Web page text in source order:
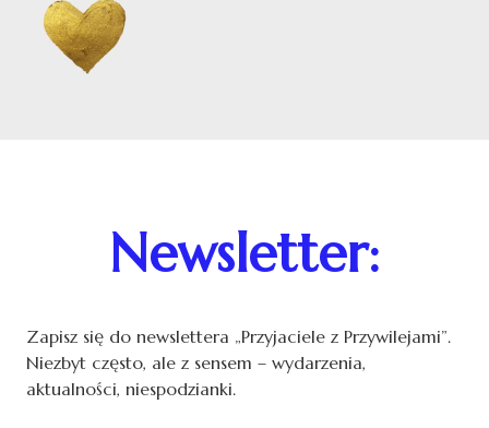
Newsletter:
Zapisz się do newslettera „Przyjaciele z Przywilejami”.
Niezbyt często, ale z sensem – wydarzenia,
aktualności, niespodzianki.